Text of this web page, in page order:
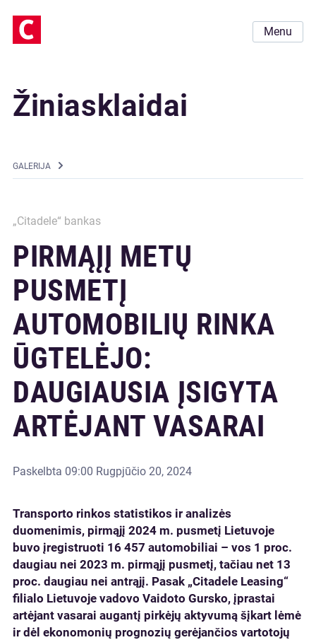
Menu
Žiniasklaidai
GALERIJA
„Citadele“ bankas
PIRMĄĮĮ METŲ
PUSMETĮ
AUTOMOBILIŲ RINKA
ŪGTELĖJO:
DAUGIAUSIA ĮSIGYTA
ARTĖJANT VASARAI
Paskelbta 09:00 Rugpjūčio 20, 2024
Transporto rinkos statistikos ir analizės
duomenimis, pirmąjį 2024 m. pusmetį Lietuvoje
buvo įregistruoti 16 457 automobiliai – vos 1 proc.
daugiau nei 2023 m. pirmąjį pusmetį, tačiau net 13
proc. daugiau nei antrąjį. Pasak „Citadele Leasing“
filialo Lietuvoje vadovo Vaidoto Gursko, įprastai
artėjant vasarai augantį pirkėjų aktyvumą šįkart lėmė
ir dėl ekonomonių prognozių gerėjančios vartotojų